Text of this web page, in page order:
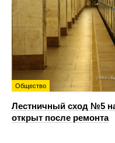
Общество
Лестничный сход №5
открыт после ремонта